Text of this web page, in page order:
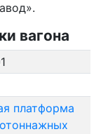
вагона
платформа